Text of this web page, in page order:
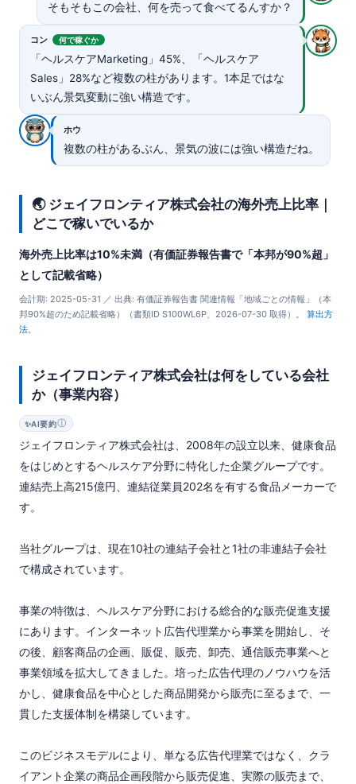
そもそもこの会社、何を売って食べてるんすか？
コン 何で稼ぐか
「ヘルスケアMarketing」45%、「ヘルスケア
Sales」28%など複数の柱があります。1本足ではな
いぶん景気変動に強い構造です。
ホウ
複数の柱があるぶん、景気の波には強い構造だね。
🌏 ジェイフロンティア株式会社の海外売上比率｜
どこで稼いでいるか
海外売上比率は10%未満（有価証券報告書で「本邦が90%超」
として記載省略）
会計期: 2025-05-31 ／ 出典: 有価証券報告書 関連情報「地域ごとの情報」（本
邦90%超のため記載省略）（書類ID S100WL6P、2026-07-30 取得）。 算出方
法。
ジェイフロンティア株式会社は何をしている会社
か（事業内容）
✨AI要約ⓘ
ジェイフロンティア株式会社は、2008年の設立以来、健康食品
をはじめとするヘルスケア分野に特化した企業グループです。
連結売上高215億円、連結従業員202名を有する食品メーカーで
す。
当社グループは、現在10社の連結子会社と1社の非連結子会社
で構成されています。
事業の特徴は、ヘルスケア分野における総合的な販売促進支援
にあります。インターネット広告代理業から事業を開始し、そ
の後、顧客商品の企画、販促、販売、卸売、通信販売事業へと
事業領域を拡大してきました。培った広告代理のノウハウを活
かし、健康食品を中心とした商品開発から販売に至るまで、一
貫した支援体制を構築しています。
このビジネスモデルにより、単なる広告代理業ではなく、クラ
イアント企業の商品企画段階から販売促進、実際の販売まで、